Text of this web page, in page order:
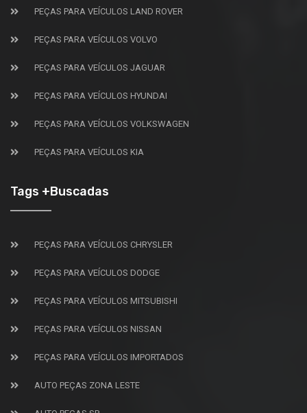
PEÇAS PARA VEÍCULOS LAND ROVER
PEÇAS PARA VEÍCULOS VOLVO
PEÇAS PARA VEÍCULOS JAGUAR
PEÇAS PARA VEÍCULOS HYUNDAI
PEÇAS PARA VEÍCULOS VOLKSWAGEN
PEÇAS PARA VEÍCULOS KIA
Tags +Buscadas
PEÇAS PARA VEÍCULOS CHRYSLER
PEÇAS PARA VEÍCULOS DODGE
PEÇAS PARA VEÍCULOS MITSUBISHI
PEÇAS PARA VEÍCULOS NISSAN
PEÇAS PARA VEÍCULOS IMPORTADOS
AUTO PEÇAS ZONA LESTE